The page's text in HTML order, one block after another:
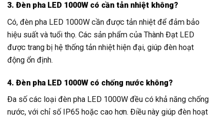
3. Đèn pha LED 1000W có cần tản nhiệt không?
Có, đèn pha LED 1000W cần được tản nhiệt để đảm bảo
hiệu suất và tuổi thọ. Các sản phẩm của Thành Đạt LED
được trang bị hệ thống tản nhiệt hiện đại, giúp đèn hoạt
động ổn định.
4. Đèn pha LED 1000W có chống nước không?
Đa số các loại đèn pha LED 1000W đều có khả năng chống
nước, với chỉ số IP65 hoặc cao hơn. Điều này giúp đèn hoạt